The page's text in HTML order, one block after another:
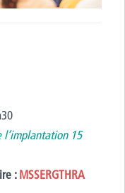
l’implantation 15
:MSSERGTHRA